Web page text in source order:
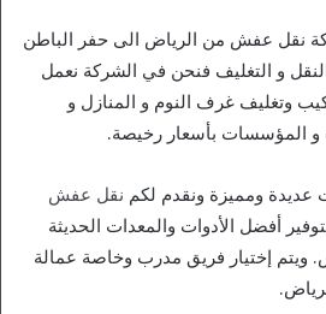
نقل عفش من الرياض الى حفر الباطن
و التغليف فنحن في الشركة نعمل
وتغليف غرف النوم و المنازل و
و المؤسسات بأسعار رخيصة.
عديدة ومميزة ونقدم لكم نقل عفش
أفضل الأدوات والمعدات الحديثة
إختيار فريق مدرب وخاصة عمالة